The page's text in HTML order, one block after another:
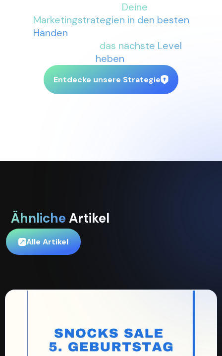
Deine
Marketingstrategien in den besten
Händen
das nächste Level
heben
Entdecke unsere Strategie
Ähnliche Artikel
Alle Artikel